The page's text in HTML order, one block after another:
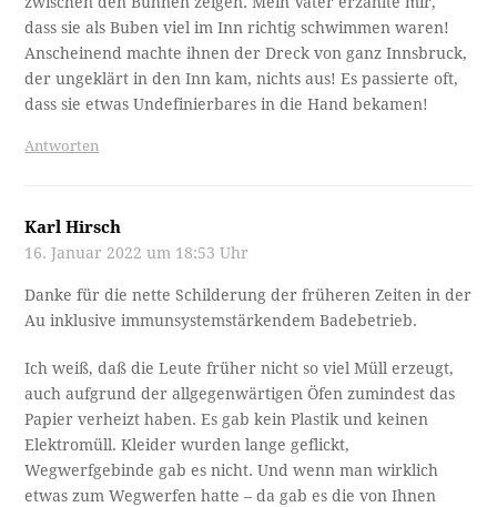
dass sie als Buben viel im Inn richtig schwimmen waren!
Anscheinend machte ihnen der Dreck von ganz Innsbruck,
der ungeklärt in den Inn kam, nichts aus! Es passierte oft,
dass sie etwas Undefinierbares in die Hand bekamen!
Antworten
Karl Hirsch
16. Januar 2022 um 18:53 Uhr
Danke für die nette Schilderung der früheren Zeiten in der
Au inklusive immunsystemstärkendem Badebetrieb.
Ich weiß, daß die Leute früher nicht so viel Müll erzeugt,
auch aufgrund der allgegenwärtigen Öfen zumindest das
Papier verheizt haben. Es gab kein Plastik und keinen
Elektromüll. Kleider wurden lange geflickt,
Wegwerfgebinde gab es nicht. Und wenn man wirklich
etwas zum Wegwerfen hatte – da gab es die von Ihnen